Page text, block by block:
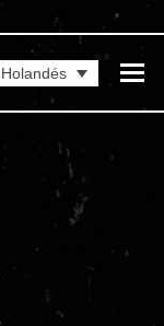
Holandés